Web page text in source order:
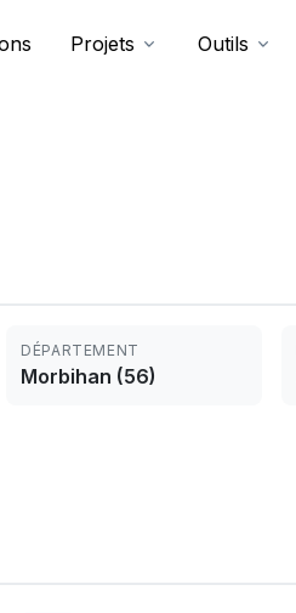
Projets Outils
DÉPARTEMENT
Morbihan (56)